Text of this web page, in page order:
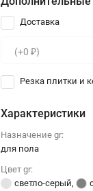
Доставка
Резка плитки и
Характеристики
Назначение gr:
для пола
Цвет gr:
светло-серый,